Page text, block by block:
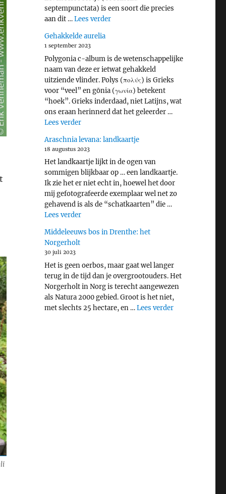
septempunctata) is een soort die precies
aan dit …Lees verder"Zevenstippelig lieveheersbeestje"
Gehakkelde aurelia
1 september 2023
Polygonia c-album is de wetenschappelijke
naam van deze er ietwat gehakkeld
uitziende vlinder. Polys (πολύς) is Grieks
voor “veel” en gōnia (γωνία) betekent
“hoek”. Grieks inderdaad, niet Latijns, wat
ons eraan herinnerd dat het geleerder …
Lees verder"Gehakkelde aurelia"
Araschnia levana: landkaartje
18 augustus 2023
Het landkaartje lijkt in de ogen van
sommigen blijkbaar op … een landkaartje.
Ik zie het er niet echt in, hoewel het door
mij gefotografeerde exemplaar wel net zo
gehavend is als de “schatkaarten” die …
Lees verder"Araschnia levana: landkaartje"
Middeleeuws bos in Drenthe: het
Norgerholt
30 juli 2023
Het is geen oerbos, maar gaat wel langer
terug in de tijd dan je overgrootouders. Het
Norgerholt in Norg is terecht aangewezen
als Natura 2000 gebied. Groot is het niet,
met slechts 25 hectare, en …Lees verder"Middeleeuws